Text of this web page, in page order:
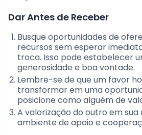
Dar Antes de Receber
Busque oportunidades de
recursos sem esperar
troca. Isso pode estabelecer
generosidade e boa vontade.
Lembre-se de que um favor
transformar em uma
posicione como alguém de
A valorização do outro em
ambiente de apoio e